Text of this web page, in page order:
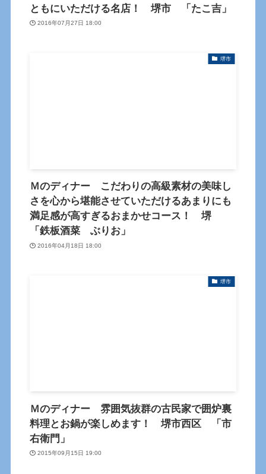
ともにいただける名店！ 堺市 「たこ吉」
2016年07月27日 18:00
堺市
Ｍのディナー こだわりの高級素材の美味し
さを心から堪能させていただけるあまりにも
満足感が高すぎるおまかせコース！ 堺
「鉄板酒菜 ぶりお」
2016年04月18日 18:00
堺市
Ｍのディナー 雰囲気抜群の古民家で囲炉裏
料理とお鍋が楽しめます！ 堺市西区 「市
右衛門」
2015年09月15日 19:00